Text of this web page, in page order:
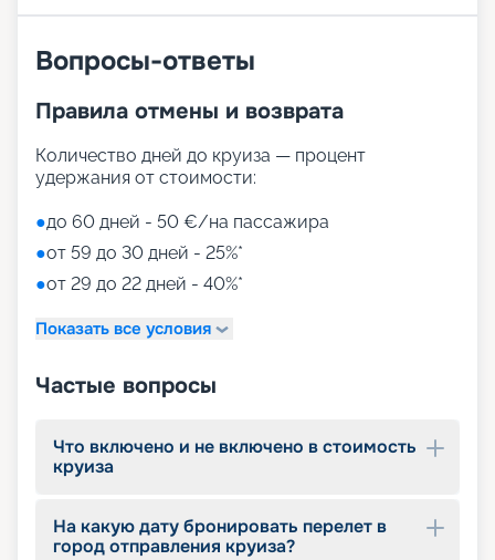
Вопросы-ответы
Правила отмены и возврата
Количество дней до круиза — процент
удержания от стоимости:
●до 60 дней - 50 €/на пассажира
●от 59 до 30 дней - 25%*
●от 29 до 22 дней - 40%*
Показать все условия
Частые вопросы
Что включено и не включено в стоимость
круиза
На какую дату бронировать перелет в
город отправления круиза?